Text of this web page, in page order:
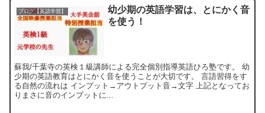
ブログ【英語学習】
幼少期の英語学習は、とにかく音
を使う！
蘇我/千葉寺の英検１級講師による完全個別指導英語ひろ塾です。 幼
少期の英語教育はとにかく音を使うことが大切です。 言語習得をす
る自然の流れは インプット→アウトプット音→文字 上記となってお
りまさに音のインプットに...